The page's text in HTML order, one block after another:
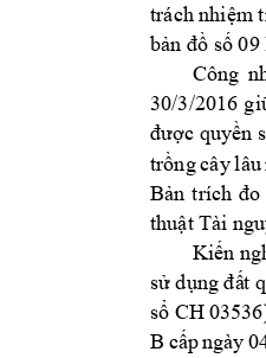
trách nhiệm
bản đồ số 09
Công
30/3/2016
được quyền s
trồng cây lâu
Bản trích đo
thuật Tài ng
Kiến
sử dụng đất
sổ CH 03
B cấp ngày